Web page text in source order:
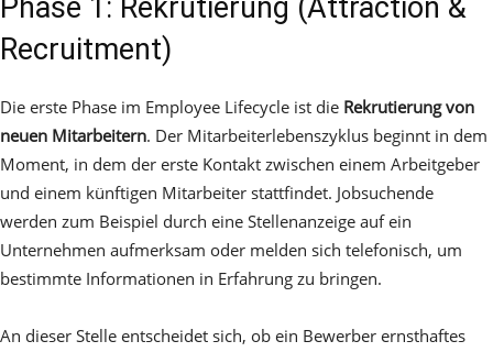
Phase 1: Rekrutierung (Attraction &
Recruitment)
Die erste Phase im Employee Lifecycle ist die Rekrutierung von
neuen Mitarbeitern. Der Mitarbeiterlebenszyklus beginnt in dem
Moment, in dem der erste Kontakt zwischen einem Arbeitgeber
und einem künftigen Mitarbeiter stattfindet. Jobsuchende
werden zum Beispiel durch eine Stellenanzeige auf ein
Unternehmen aufmerksam oder melden sich telefonisch, um
bestimmte Informationen in Erfahrung zu bringen.
An dieser Stelle entscheidet sich, ob ein Bewerber ernsthaftes